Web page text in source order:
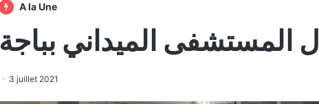
A la Une
المستشفى الميداني بباجة
3 juillet 2021